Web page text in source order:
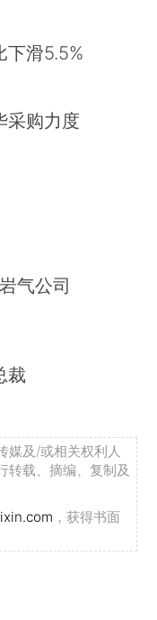
下滑5.5%
采购力度
气公司
裁
媒及/或相关权利人
转载、摘编、复制及
，获得书面